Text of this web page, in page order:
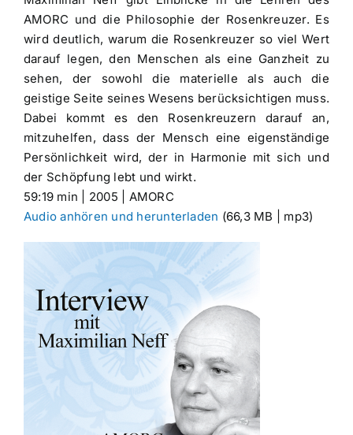
AMORC und die Philosophie der Rosenkreuzer. Es
wird deutlich, warum die Rosenkreuzer so viel Wert
darauf legen, den Menschen als eine Ganzheit zu
sehen, der sowohl die materielle als auch die
geistige Seite seines Wesens berücksichtigen muss.
Dabei kommt es den Rosenkreuzern darauf an,
mitzuhelfen, dass der Mensch eine eigenständige
Persönlichkeit wird, der in Harmonie mit sich und
der Schöpfung lebt und wirkt.
59:19 min | 2005 | AMORC
Audio anhören und herunterladen (66,3 MB | mp3)